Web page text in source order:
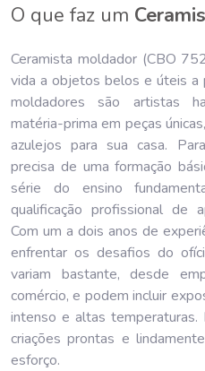
O que faz um
Ceramista moldador (CBO
vida a objetos belos e úteis a
moldadores são artistas
matéria-prima em peças
azulejos para sua casa.
precisa de uma formação
série do ensino
qualificação profissional de
Com um a dois anos de
enfrentar os desafios do
variam bastante, desde
comércio, e podem incluir
intenso e altas temperaturas.
criações prontas e
esforço.